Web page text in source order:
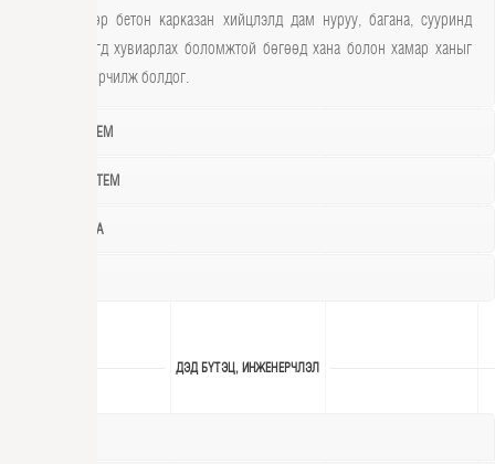
Харин төмөр бетон карказан хийцлэлд дам нуруу, багана, сууринд
ачаалаа жигд хувиарлах боломжтой бөгөөд хана болон хамар ханыг
дураараа өөрчилж болдог.
ХАНЫН СИСТЕМ
ШАЛНЫ СИСТЕМ
ЦОНХ, ХААЛГА
ДЭД БҮТЭЦ, ИНЖЕНЕРЧЛЭЛ